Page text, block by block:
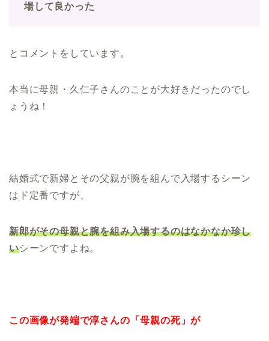
場して良かった
とコメントをしています。
本当に母親・久仁子さんのことが大好きだったのでし
ょうね！
結婚式で新婦とその父親が腕を組んで入場するシーン
はド定番ですが、
新郎がその母親と腕を組み入場するのはなかなか珍し
いシーンですよね。
この画像が発端で淳さんの「母親の死」が